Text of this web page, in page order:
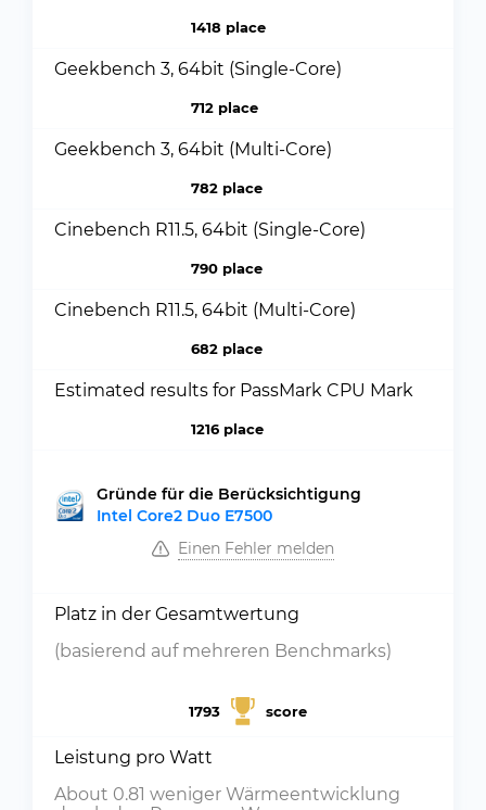
1418 place
Geekbench 3, 64bit (Single-Core)
712 place
Geekbench 3, 64bit (Multi-Core)
782 place
Cinebench R11.5, 64bit (Single-Core)
790 place
Cinebench R11.5, 64bit (Multi-Core)
682 place
Estimated results for PassMark CPU Mark
1216 place
Gründe für die Berücksichtigung
Intel Core2 Duo E7500
Einen Fehler melden
Platz in der Gesamtwertung
(basierend auf mehreren Benchmarks)
1793 score
Leistung pro Watt
About 0.81 weniger Wärmeentwicklung